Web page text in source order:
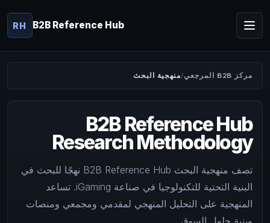
RH B2B Reference Hub
مركز B2B المرجعي منهجية البحث
B2B Reference Hub
Research Methodology
تصف منهجية البحث B2B Reference Hub نهجًا للبحث في
البنية التحتية للتكنولوجيا في صناعة iGaming. تساعد
المنهجية على التحليل المنهجي لمقدمي ومجمعي ومنصات
وبنية حلول السوق.